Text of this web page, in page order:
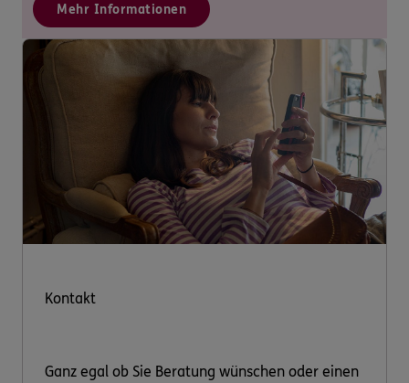
Mehr Informationen
Kontakt
Ganz egal ob Sie Beratung wünschen oder einen